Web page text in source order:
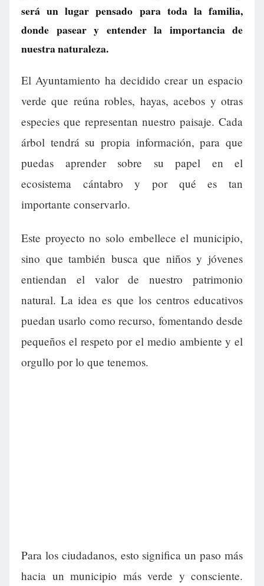
será un lugar pensado para toda la familia,
donde pasear y entender la importancia de
nuestra naturaleza.
El Ayuntamiento ha decidido crear un espacio
verde que reúna robles, hayas, acebos y otras
especies que representan nuestro paisaje. Cada
árbol tendrá su propia información, para que
puedas aprender sobre su papel en el
ecosistema cántabro y por qué es tan
importante conservarlo.
Este proyecto no solo embellece el municipio,
sino que también busca que niños y jóvenes
entiendan el valor de nuestro patrimonio
natural. La idea es que los centros educativos
puedan usarlo como recurso, fomentando desde
pequeños el respeto por el medio ambiente y el
orgullo por lo que tenemos.
Para los ciudadanos, esto significa un paso más
hacia un municipio más verde y consciente.